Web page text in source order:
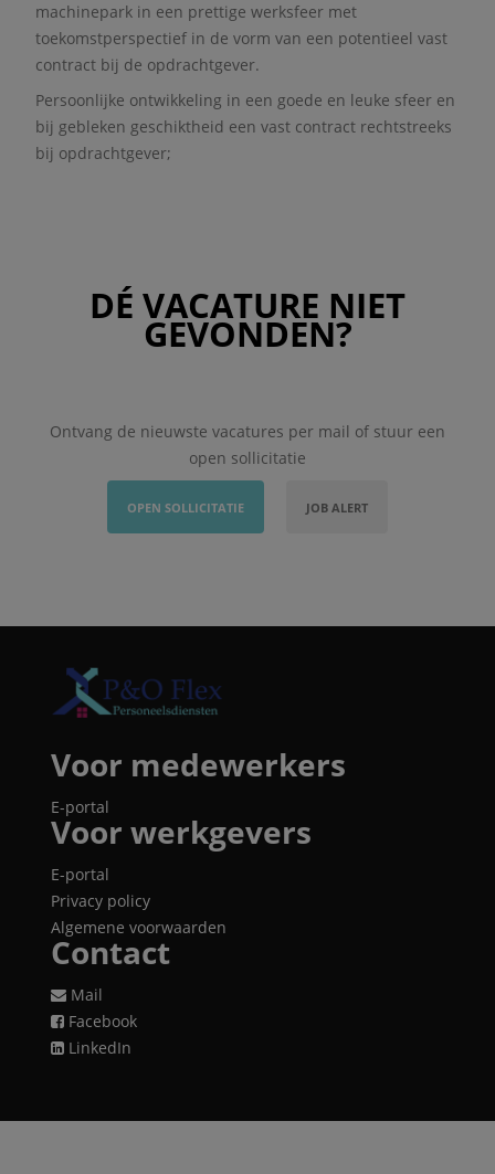
machinepark in een prettige werksfeer met
toekomstperspectief in de vorm van een potentieel vast
contract bij de opdrachtgever.
Persoonlijke ontwikkeling in een goede en leuke sfeer en
bij gebleken geschiktheid een vast contract rechtstreeks
bij opdrachtgever;
DÉ VACATURE NIET
GEVONDEN?
Ontvang de nieuwste vacatures per mail of stuur een
open sollicitatie
OPEN SOLLICITATIE JOB ALERT
Voor medewerkers
E-portal
Voor werkgevers
E-portal
Privacy policy
Algemene voorwaarden
Contact
Mail
Facebook
LinkedIn